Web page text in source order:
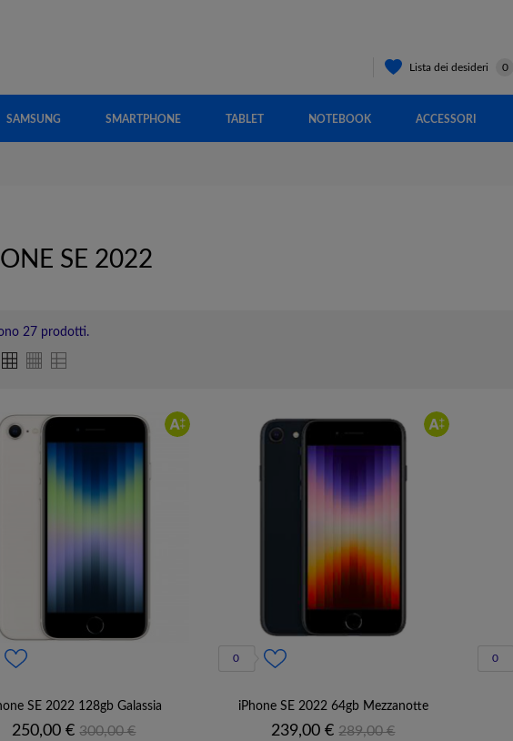
Lista dei desideri 0
SAMSUNG SMARTPHONE TABLET NOTEBOOK ACCESSORI
SE 2022
27 prodotti.
SE 2022 128gb Galassia
Prezzo
250,00 € Prezzo
300,00 €
0
iPhone SE 2022 64gb Mezzanotte
Prezzo
239,00 € Prezzo
289,00 €
0